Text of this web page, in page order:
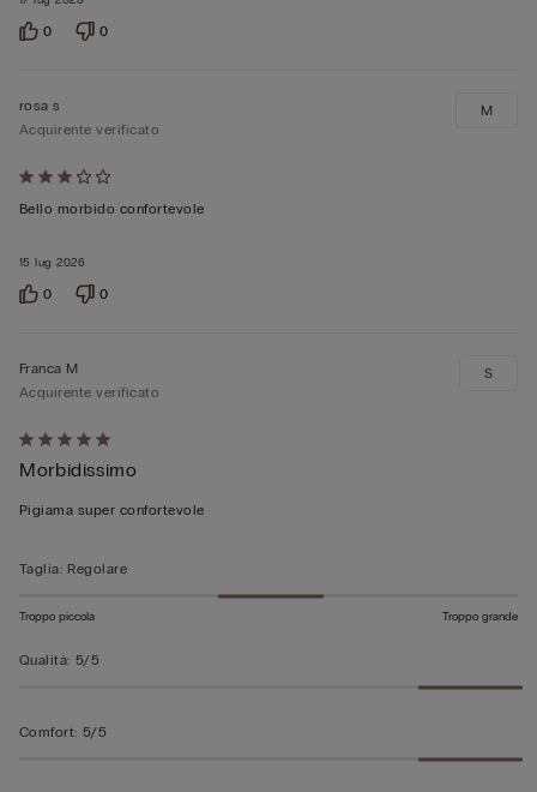
0 0
Valutato
3
5
15 lug 2026
rosa s
Acquirente verificato
Bello morbido confortevole
M
0 0
Valutato
5
su
Franca M
Acquirente verificato
Morbidissimo
Pigiama super confortevole
S
Taglia: Regolare
Troppo piccola Troppo grande
Qualità: 5/5
Comfort: 5/5